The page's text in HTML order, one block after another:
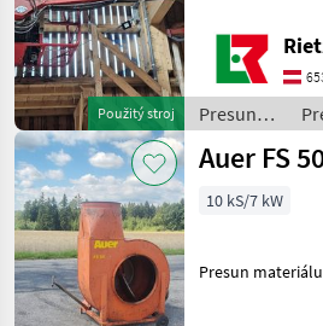
Použitý stroj
ist. Dieses
aus dem
bietet eine
Presun
materiálu
/ Stepa
Auer FS
10 kS/7 kW
Presun